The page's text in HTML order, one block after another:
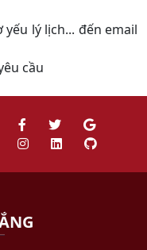
lý lịch... đến email
cầu